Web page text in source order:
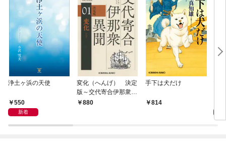
浄土ヶ浜の天使
550
新着
変化（へんげ） 決定
版～交代寄合伊那衆異
聞（1）～
880
手下は犬だけ
814